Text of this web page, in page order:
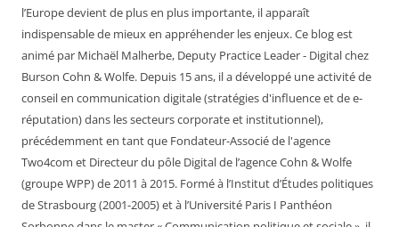
l’Europe devient de plus en plus importante, il apparaît
indispensable de mieux en appréhender les enjeux. Ce blog est
animé par Michaël Malherbe, Deputy Practice Leader - Digital chez
Burson Cohn & Wolfe. Depuis 15 ans, il a développé une activité de
conseil en communication digitale (stratégies d'influence et de e-
réputation) dans les secteurs corporate et institutionnel),
précédemment en tant que Fondateur-Associé de l'agence
Two4com et Directeur du pôle Digital de l’agence Cohn & Wolfe
(groupe WPP) de 2011 à 2015. Formé à l’Institut d’Études politiques
de Strasbourg (2001-2005) et à l’Université Paris I Panthéon